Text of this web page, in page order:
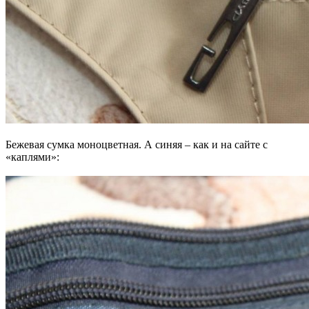
Бежевая сумка моноцветная. А синяя – как и на сайте с
«каплями»: